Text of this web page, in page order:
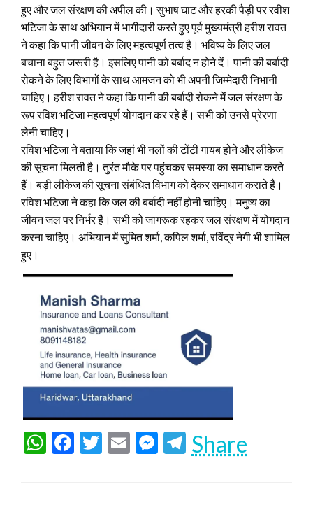
हुए और जल संरक्षण की अपील की। सुभाष घाट और हरकी पैड़ी पर रवीश
भटिजा के साथ अभियान में भागीदारी करते हुए पूर्व मुख्यमंत्री हरीश रावत
ने कहा कि पानी जीवन के लिए महत्वपूर्ण तत्व है। भविष्य के लिए जल
बचाना बहुत जरूरी है। इसलिए पानी को बर्बाद न होने दें। पानी की बर्बादी
रोकने के लिए विभागों के साथ आमजन को भी अपनी जिम्मेदारी निभानी
चाहिए। हरीश रावत ने कहा कि पानी की बर्बादी रोकने में जल संरक्षण के
रूप रविश भटिजा महत्वपूर्ण योगदान कर रहे हैं। सभी को उनसे प्रेरणा
लेनी चाहिए।
रविश भटिजा ने बताया कि जहां भी नलों की टोंटी गायब होने और लीकेज
की सूचना मिलती है। तुरंत मौके पर पहुंचकर समस्या का समाधान करते
हैं। बड़ी लीकेज की सूचना संबंधित विभाग को देकर समाधान कराते हैं।
रविश भटिजा ने कहा कि जल की बर्बादी नहीं होनी चाहिए। मनुष्य का
जीवन जल पर निर्भर है। सभी को जागरूक रहकर जल संरक्षण में योगदान
करना चाहिए। अभियान में सुमित शर्मा, कपिल शर्मा, रविंद्र नेगी भी शामिल
हुए।
WhatsApp
Facebook
Twitter
EmailMessenger
Telegram
Share